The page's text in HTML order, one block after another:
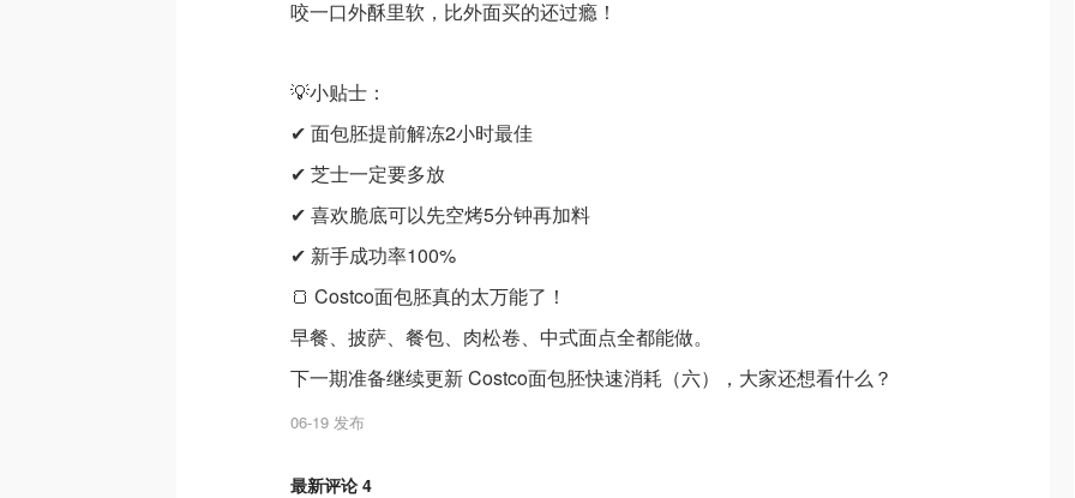
咬一口外酥里软，比外面买的还过瘾！
💡小贴士：
✔ 面包胚提前解冻2小时最佳
✔ 芝士一定要多放
✔ 喜欢脆底可以先空烤5分钟再加料
✔ 新手成功率100%
🍞 Costco面包胚真的太万能了！
早餐、披萨、餐包、肉松卷、中式面点全都能做。
下一期准备继续更新 Costco面包胚快速消耗（六），大家还想看什么？
06-19 发布
最新评论 4